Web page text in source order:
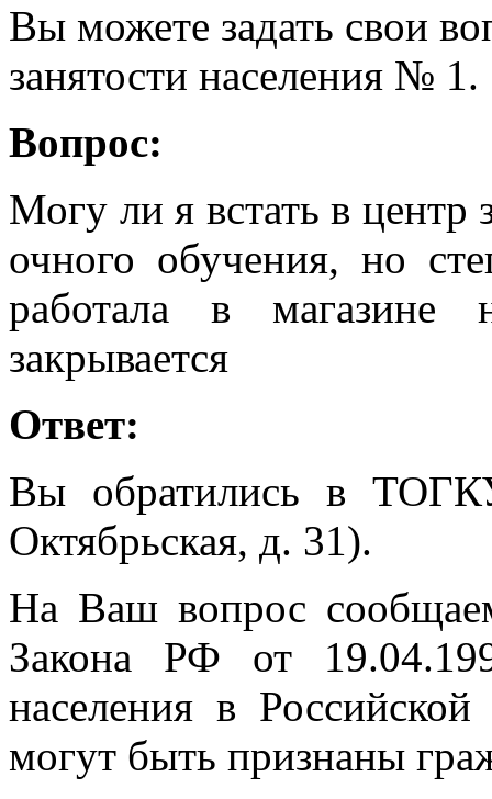
Вы можете задать свои
занятости населения № 1.
Вопрос:
Могу ли я встать в центр
очного обучения, но
работала в магазине
закрывается
Ответ:
Вы обратились в
Октябрьская, д. 31).
На Ваш вопрос
Закона РФ от
населения в
могут быть признаны